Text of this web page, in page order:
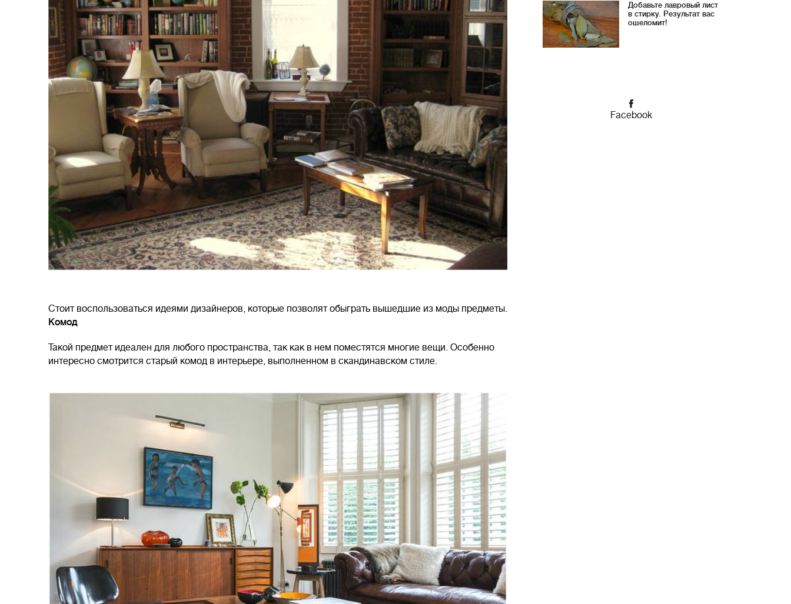
Стоит воспользоваться идеями дизайнеров, которые позволят обыграть вышедшие из моды предметы.
Комод
Такой предмет идеален для любого пространства, так как в нем поместятся многие вещи. Особенно
интересно смотрится старый комод в интерьере, выполненном в скандинавском стиле.
Добавьте лавровый лист
в стирку. Результат вас
ошеломит!
Facebook